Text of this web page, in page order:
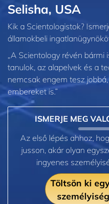
Selisha, USA
Kik a Scientologistok?
államokbeli
„A Scientology révén bármi
tanulok, az alapelvek és a
nemcsak engem tesz
embereket is.”
ISMERJE MEG
Az első lépés ahhoz,
jusson, akár olyan
ingyenes
Töltsön ki